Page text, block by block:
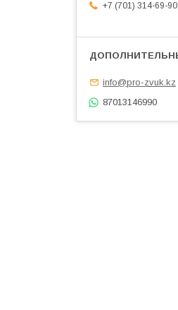
+7 (701) 314-69-90
info@pro-zvuk.kz
87013146990